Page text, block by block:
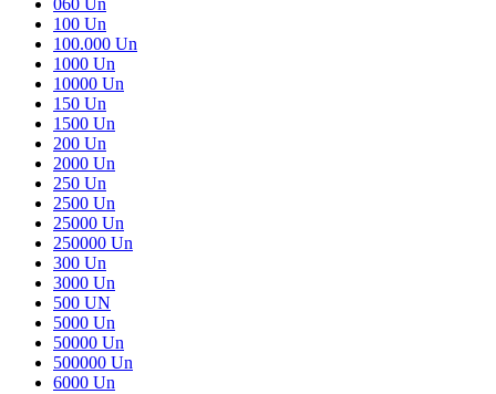
060 Un
100 Un
100.000 Un
1000 Un
10000 Un
150 Un
1500 Un
200 Un
2000 Un
250 Un
2500 Un
25000 Un
250000 Un
300 Un
3000 Un
500 UN
5000 Un
50000 Un
500000 Un
6000 Un